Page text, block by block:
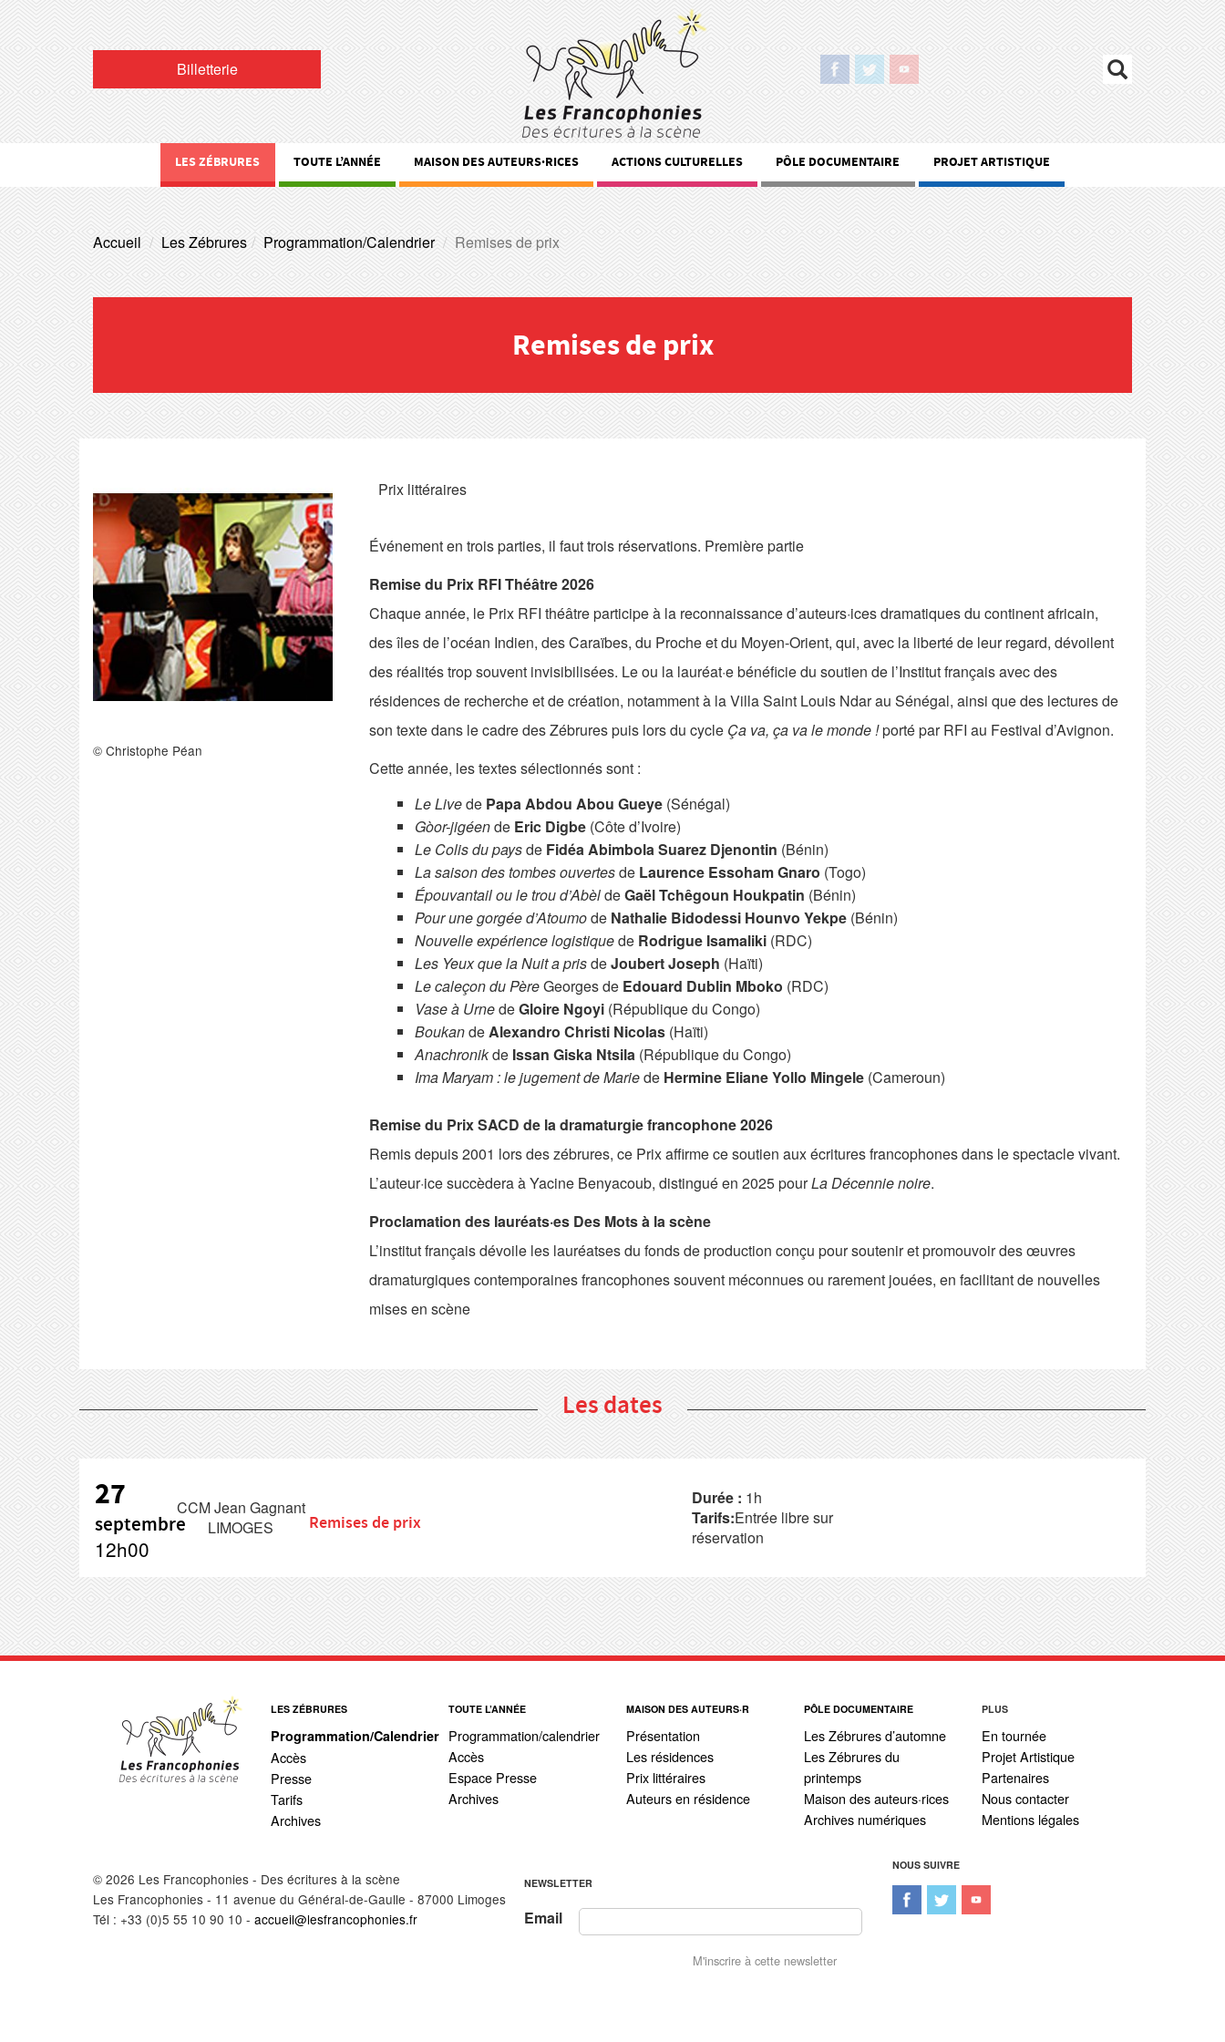
Billetterie
LES ZÉBRURES TOUTE L’ANNÉE MAISON DES AUTEURS·RICES ACTIONS CULTURELLES PÔLE DOCUMENTAIRE PROJET ARTISTIQUE
Accueil Les Zébrures Programmation/Calendrier Remises de prix
Remises de prix
© Christophe Péan
Prix littéraires
Événement en trois parties, il faut trois réservations. Première partie
Remise du Prix RFI Théâtre 2026
Chaque année, le Prix RFI théâtre participe à la reconnaissance d’auteurs·ices dramatiques du continent africain,
des îles de l’océan Indien, des Caraïbes, du Proche et du Moyen-Orient, qui, avec la liberté de leur regard, dévoilent
des réalités trop souvent invisibilisées. Le ou la lauréat·e bénéficie du soutien de l’Institut français avec des
résidences de recherche et de création, notamment à la Villa Saint Louis Ndar au Sénégal, ainsi que des lectures de
son texte dans le cadre des Zébrures puis lors du cycle Ça va, ça va le monde !porté par RFI au Festival d’Avignon.
Cette année, les textes sélectionnés sont :
Le Livede Papa Abdou Abou Gueye(Sénégal)
Gòor-jigéende Eric Digbe(Côte d’Ivoire)
Le Colis du paysde Fidéa Abimbola Suarez Djenontin (Bénin)
La saison des tombes ouvertesde Laurence Essoham Gnaro (Togo)
Épouvantail ou le trou d’AbèldeGaël Tchêgoun Houkpatin (Bénin)
Pour une gorgée d’Atoumode Nathalie Bidodessi Hounvo Yekpe(Bénin)
Nouvelle expérience logistiquede Rodrigue Isamaliki(RDC)
Les Yeux que la Nuit a prisdeJoubert Joseph (Haïti)
Le caleçon du PèreGeorges de Edouard Dublin Mboko (RDC)
Vase à UrnedeGloire Ngoyi (République du Congo)
BoukandeAlexandro Christi Nicolas(Haïti)
Anachronikde Issan Giska Ntsila(République du Congo)
Ima Maryam : le jugement de Mariede Hermine Eliane Yollo Mingele(Cameroun)
Remise du Prix SACD de la dramaturgie francophone 2026
Remis depuis 2001 lors des zébrures, ce Prix affirme ce soutien aux écritures francophones dans le spectacle vivant.
L’auteur·ice succèdera à Yacine Benyacoub, distingué en 2025 pourLa Décennie noire.
Proclamation des lauréats·es Des Mots à la scène
L’institut français dévoile les lauréatses du fonds de production conçu pour soutenir et promouvoir des œuvres
dramaturgiques contemporaines francophones souvent méconnues ou rarement jouées, en facilitant de nouvelles
mises en scène
Les dates
27
septembre
12h00
CCM Jean Gagnant
LIMOGES
Remises de prix
Durée : 1h
Tarifs:Entrée libre sur
réservation
LES ZÉBRURES
Programmation/Calendrier
Accès
Presse
Tarifs
Archives
TOUTE L’ANNÉE
Programmation/calendrier
Accès
Espace Presse
Archives
MAISON DES AUTEURS·R
Présentation
Les résidences
Prix littéraires
Auteurs en résidence
PÔLE DOCUMENTAIRE
Les Zébrures d’automne
Les Zébrures du
printemps
Maison des auteurs·rices
Archives numériques
PLUS
En tournée
Projet Artistique
Partenaires
Nous contacter
Mentions légales
© 2026 Les Francophonies - Des écritures à la scène
Les Francophonies - 11 avenue du Général-de-Gaulle - 87000 Limoges
Tél : +33 (0)5 55 10 90 10 - accueil@lesfrancophonies.fr
NEWSLETTER
Email
NOUS SUIVRE